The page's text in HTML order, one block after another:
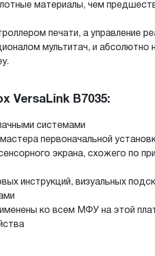
материалы, чем
печати, а управление
мультитач, и
VersaLink B7035:
системами
первоначальной
экрана, схожего по
инструкций, визуальных
ко всем МФУ на этой